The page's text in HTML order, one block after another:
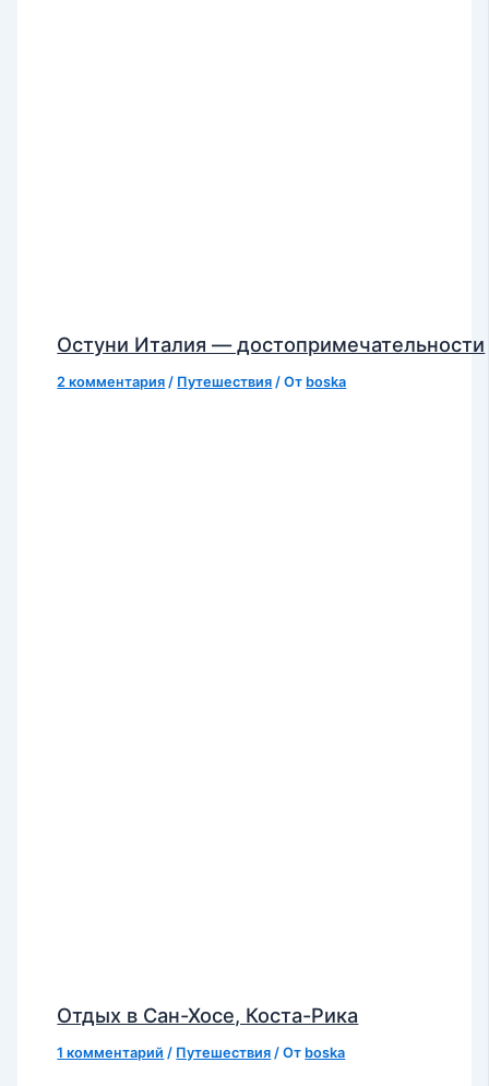
Остуни Италия — достопримечательности
2 комментария / Путешествия / От boska
Отдых в Сан-Хосе, Коста-Рика
1 комментарий / Путешествия / От boska